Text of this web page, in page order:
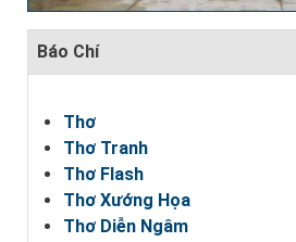
Báo Chí
Thơ
Thơ Tranh
Thơ Flash
Thơ Xướng Họa
Thơ Diễn Ngâm